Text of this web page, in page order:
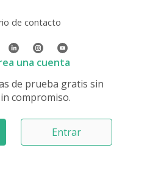
de contacto
una cuenta
de prueba gratis sin
compromiso.
Entrar